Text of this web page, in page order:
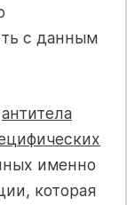
с данным
антитела
именно
которая